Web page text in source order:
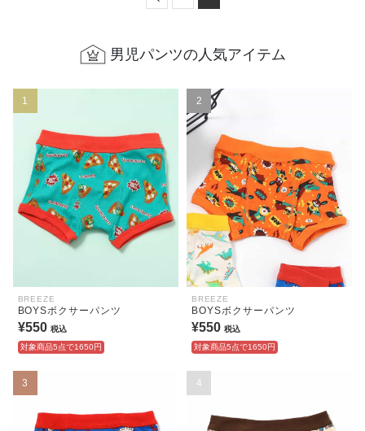
男児パンツの人気アイテム
1
BREEZE
BOYSボクサーパンツ
¥550 税込
対象商品5点で1650円
2
BREEZE
BOYSボクサーパンツ
¥550 税込
対象商品5点で1650円
3 4